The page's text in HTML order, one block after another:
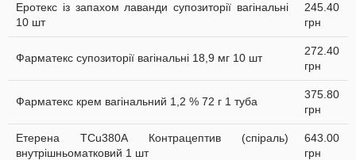
Еротекс із запахом лаванди супозиторії вагінальні
10 шт
245.40
грн
Фарматекс супозиторії вагінальні 18,9 мг 10 шт
272.40
грн
Фарматекс крем вагінальний 1,2 % 72 г 1 туба
375.80
грн
Етерена TCu380A Контрацептив (спіраль)
внутрішньоматковий 1 шт
643.00
грн